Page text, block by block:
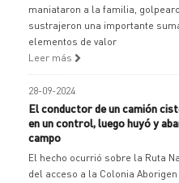
maniataron a la familia,
sustrajeron una importante
elementos de valor
Leer más
28-09-2024
El conductor de un camión
en un control, luego huyó y
campo
El hecho ocurrió sobre la Ruta
del acceso a la Colonia Aborigen